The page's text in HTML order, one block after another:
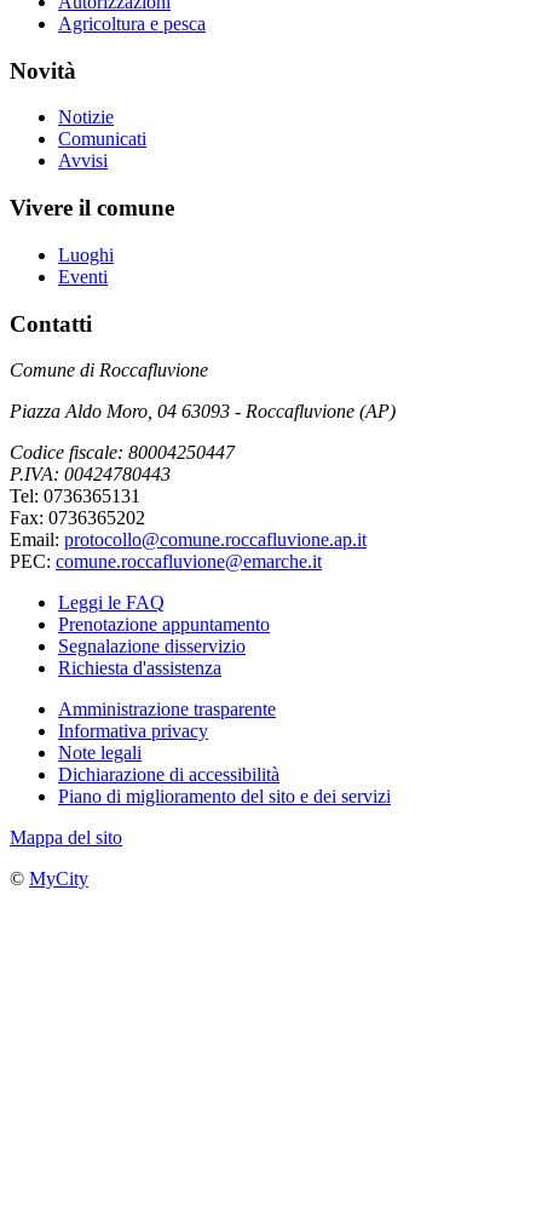
Agricoltura e pesca
Novità
Notizie
Comunicati
Avvisi
Vivere il comune
Luoghi
Eventi
Contatti
Comune di Roccafluvione
Piazza Aldo Moro, 04 63093 - Roccafluvione (AP)
Codice fiscale: 80004250447
P.IVA: 00424780443
Tel: 0736365131
Fax: 0736365202
Email: protocollo@comune.roccafluvione.ap.it
PEC: comune.roccafluvione@emarche.it
Leggi le FAQ
Prenotazione appuntamento
Segnalazione disservizio
Richiesta d'assistenza
Amministrazione trasparente
Informativa privacy
Note legali
Dichiarazione di accessibilità
Piano di miglioramento del sito e dei servizi
Mappa del sito
© MyCity